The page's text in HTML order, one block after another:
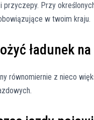
przyczepy. Przy
w twoim kraju.
ładunek
równomiernie z nieco